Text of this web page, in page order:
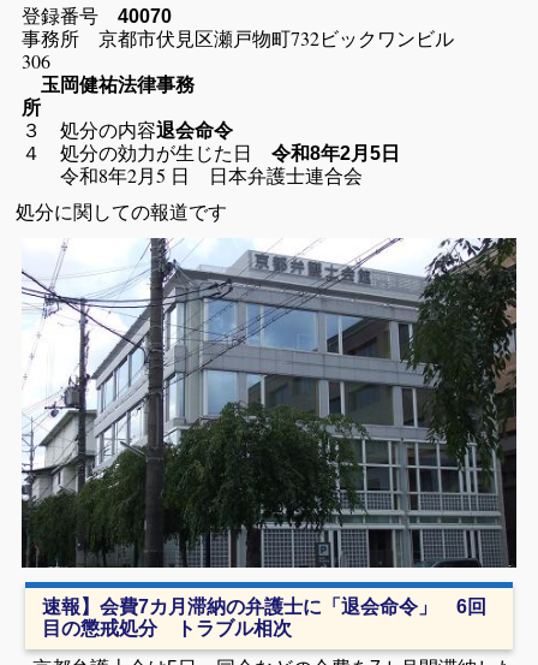
登録番号 40070
事務所 京都市伏見区瀬戸物町732ビックワンビル
306
玉岡健祐法律事務
所
３ 処分の内容退会命令
４ 処分の効力が生じた日 令和8年2月5日
令和8年2月5 日 日本弁護士連合会
処分に関しての報道です
速報】会費7カ月滞納の弁護士に「退会命令」 6回
目の懲戒処分 トラブル相次